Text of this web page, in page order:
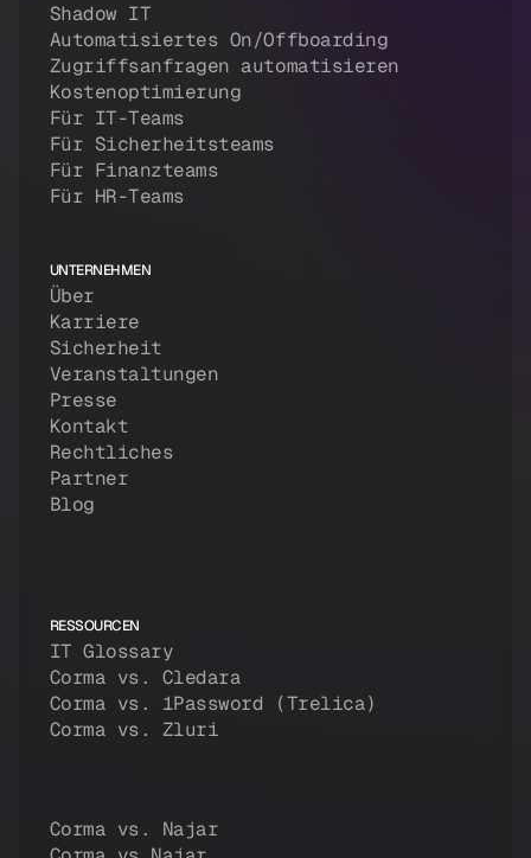
Shadow IT
Automatisiertes On/Offboarding
Zugriffsanfragen automatisieren
Kostenoptimierung
Für IT-Teams
Für Sicherheitsteams
Für Finanzteams
Für HR-Teams
UNTERNEHMEN
Über
Karriere
Sicherheit
Veranstaltungen
Presse
Kontakt
Rechtliches
Partner
Blog
RESSOURCEN
IT Glossary
Corma vs. Cledara
Corma vs. 1Password (Trelica)
Corma vs. Zluri
Corma vs. Najar